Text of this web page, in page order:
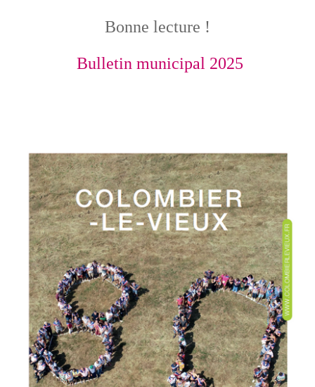
Bonne lecture !
Bulletin municipal 2025